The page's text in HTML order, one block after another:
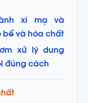
xi mạ và
bể và hóa chất
xử lý dung
đúng cách